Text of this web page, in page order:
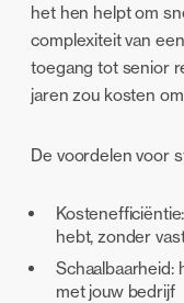
het hen helpt om
complexiteit van
toegang tot senior
jaren zou kosten
De voordelen voor
hebt, zonder
met jouw bedrijf